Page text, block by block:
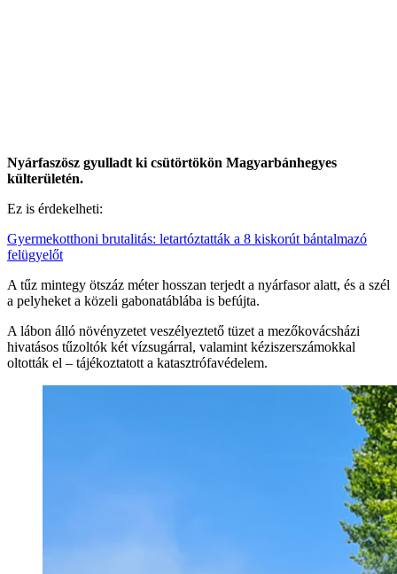
Nyárfaszösz gyulladt ki csütörtökön Magyarbánhegyes
külterületén.
Ez is érdekelheti:
Gyermekotthoni brutalitás: letartóztatták a 8 kiskorút bántalmazó
felügyelőt
A tűz mintegy ötszáz méter hosszan terjedt a nyárfasor alatt, és a szél
a pelyheket a közeli gabonatáblába is befújta.
A lábon álló növényzetet veszélyeztető tüzet a mezőkovácsházi
hivatásos tűzoltók két vízsugárral, valamint kéziszerszámokkal
oltották el – tájékoztatott a katasztrófavédelem.